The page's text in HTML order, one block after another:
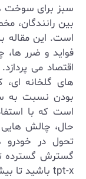
سبز برای سوخت‌
بین رانندگان،
است. این مقاله
فواید و ضرر
اقتصاد می‌
های گلخانه
بودن نسبت به
است که با
حال، چالش
تحول در خودرو
گسترش گسترده
tpt-x باشید تا